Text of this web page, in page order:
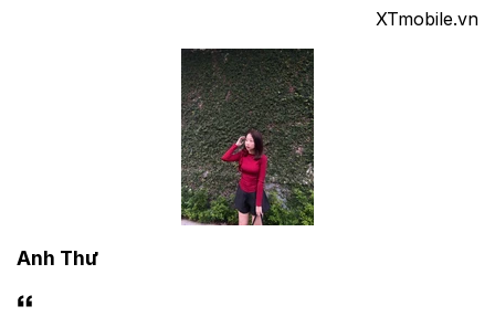
​XTmobile.vn
Anh Thư